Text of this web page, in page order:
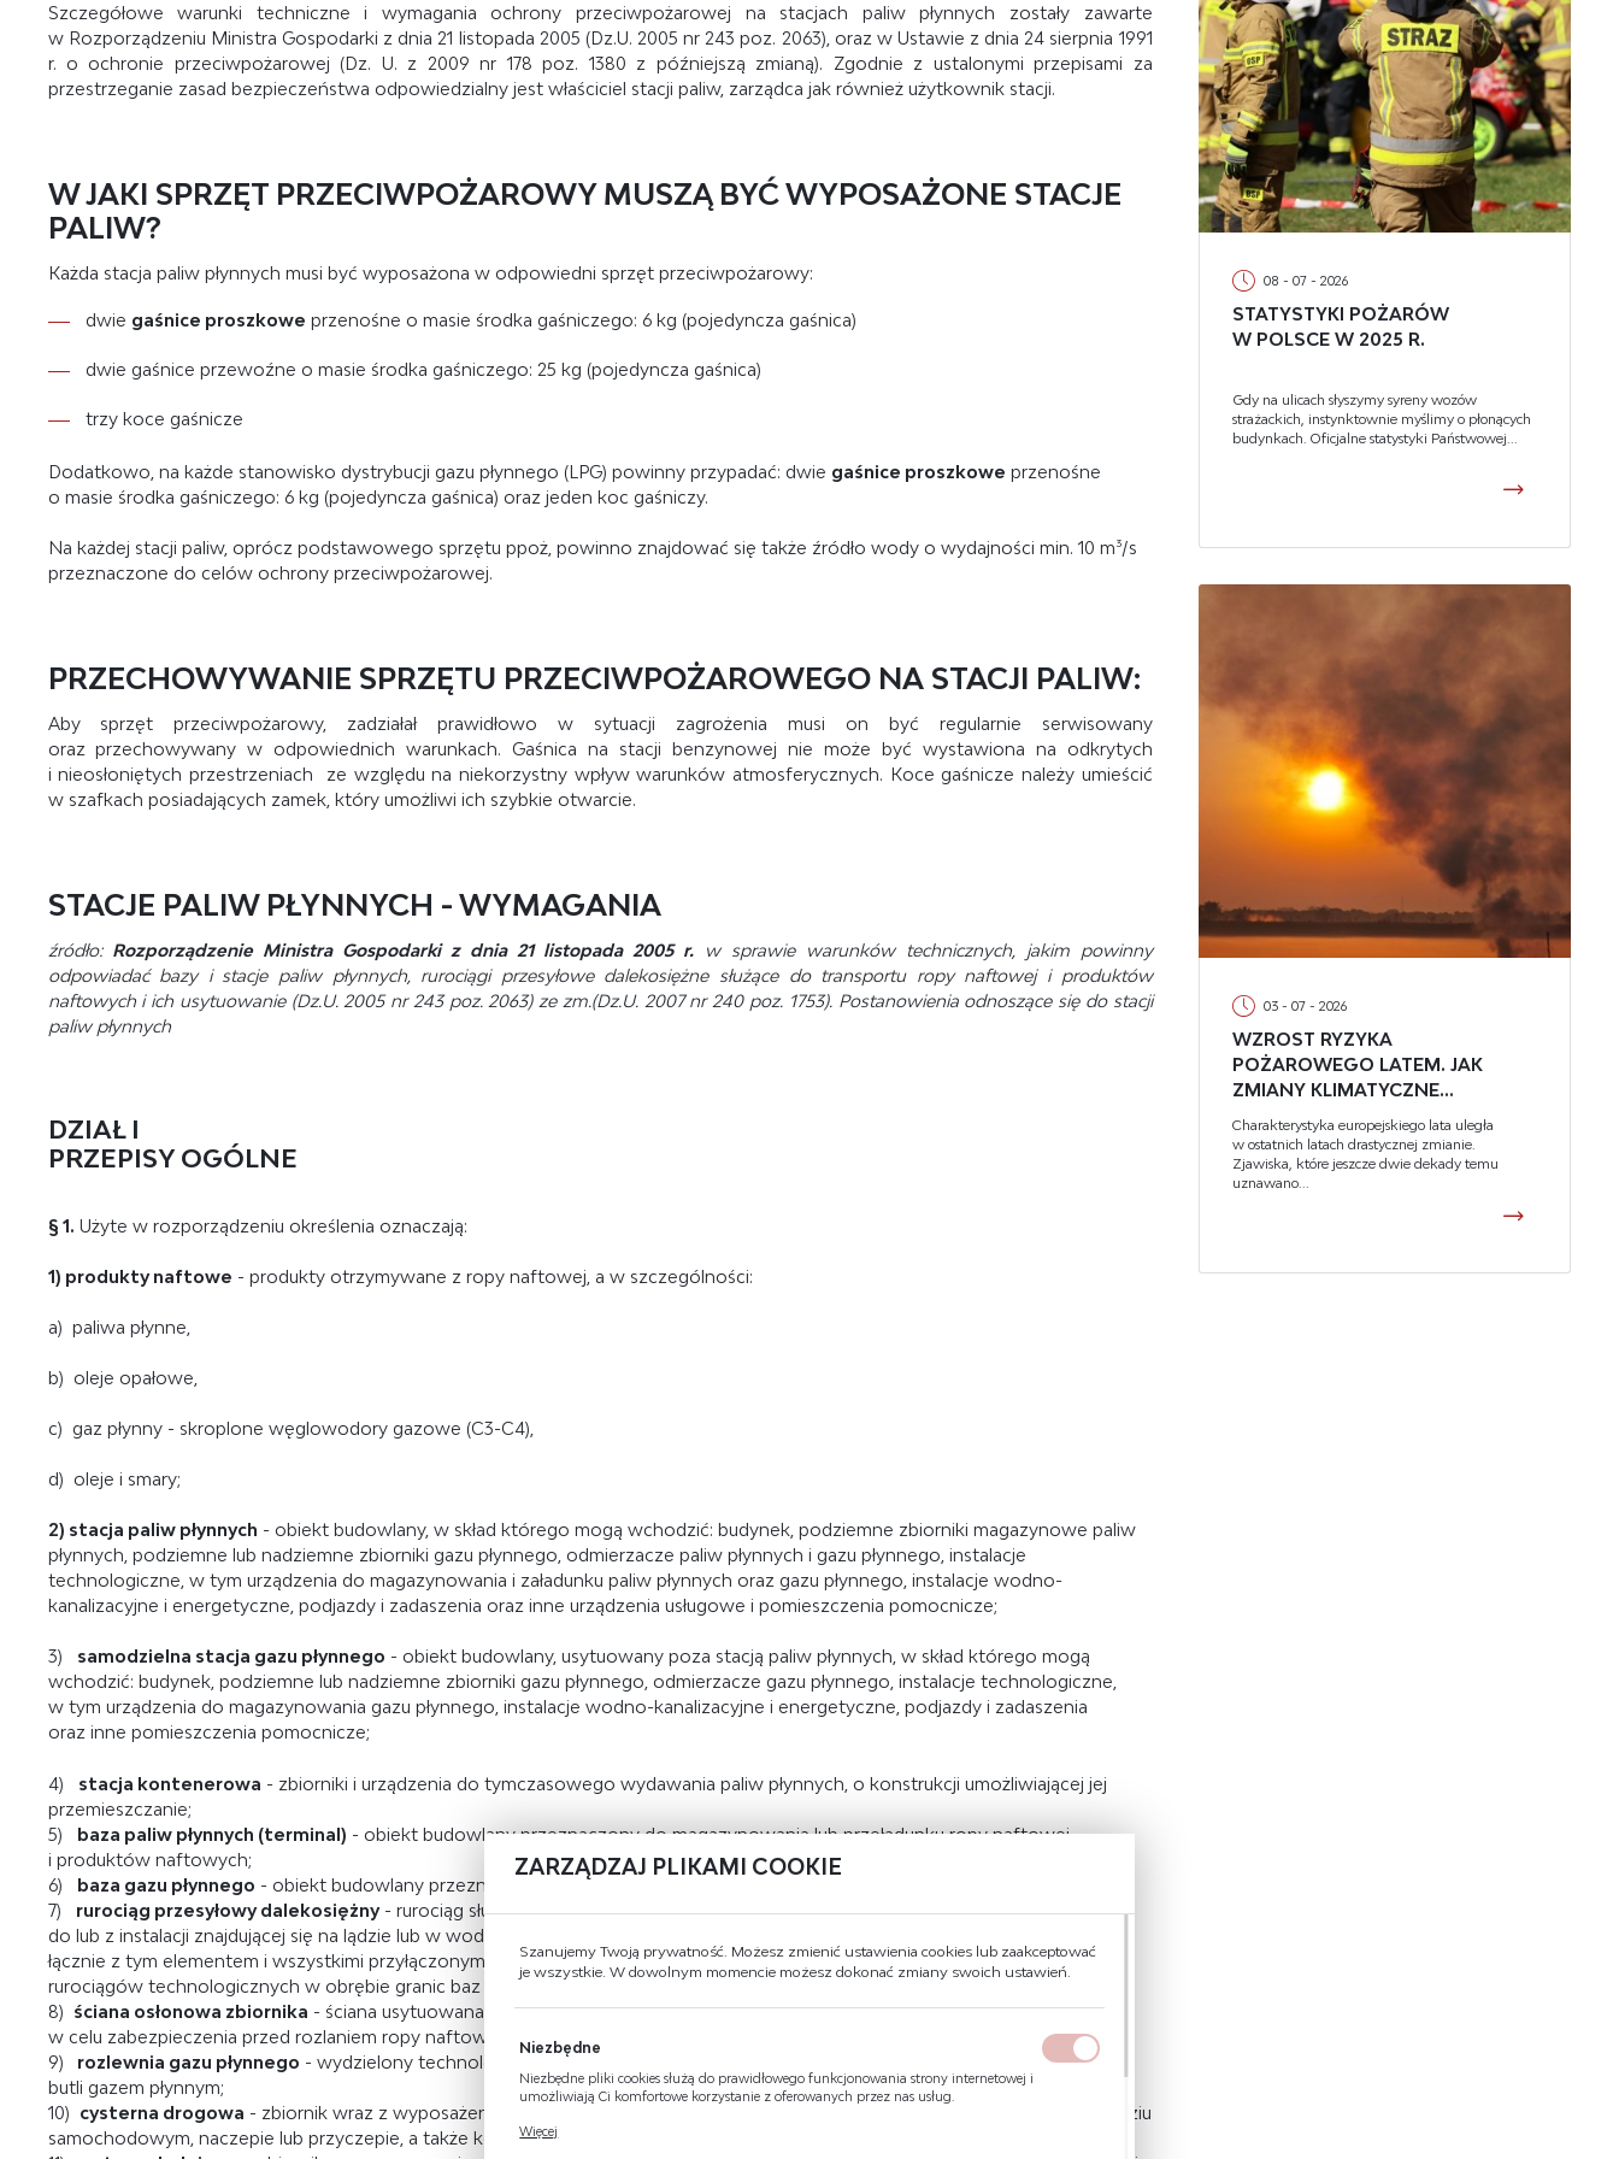
GAŚNICE DO KOMPUTERA
GAŚNICE DO ELEKTRONIKI
Szczegółowe warunki techniczne i wymagania ochrony przeciwpożarowej na stacjach paliw płynnych zostały zawarte
w Rozporządzeniu Ministra Gospodarki z dnia 21 listopada 2005 (Dz.U. 2005 nr 243 poz. 2063), oraz w Ustawie z dnia 24 sierpnia 1991
r. o ochronie przeciwpożarowej (Dz. U. z 2009 nr 178 poz. 1380 z późniejszą zmianą). Zgodnie z ustalonymi przepisami za
przestrzeganie zasad bezpieczeństwa odpowiedzialny jest właściciel stacji paliw, zarządca jak również użytkownik stacji.
W JAKI SPRZĘT PRZECIWPOŻAROWY MUSZĄ BYĆ WYPOSAŻONE STACJE
PALIW?
Każda stacja paliw płynnych musi być wyposażona w odpowiedni sprzęt przeciwpożarowy:
dwie gaśnice proszkowe przenośne o masie środka gaśniczego: 6 kg (pojedyncza gaśnica)
dwie gaśnice przewoźne o masie środka gaśniczego: 25 kg (pojedyncza gaśnica)
trzy koce gaśnicze
Dodatkowo, na każde stanowisko dystrybucji gazu płynnego (LPG) powinny przypadać: dwie gaśnice proszkowe przenośne
o masie środka gaśniczego: 6 kg (pojedyncza gaśnica) oraz jeden koc gaśniczy.
Na każdej stacji paliw, oprócz podstawowego sprzętu ppoż, powinno znajdować się także źródło wody o wydajności min. 10 m³/s
przeznaczone do celów ochrony przeciwpożarowej.
PRZECHOWYWANIE SPRZĘTU PRZECIWPOŻAROWEGO NA STACJI PALIW:
Aby sprzęt przeciwpożarowy, zadziałał prawidłowo w sytuacji zagrożenia musi on być regularnie serwisowany
oraz przechowywany w odpowiednich warunkach. Gaśnica na stacji benzynowej nie może być wystawiona na odkrytych
i nieosłoniętych przestrzeniach ze względu na niekorzystny wpływ warunków atmosferycznych. Koce gaśnicze należy umieścić
w szafkach posiadających zamek, który umożliwi ich szybkie otwarcie.
STACJE PALIW PŁYNNYCH - WYMAGANIA
źródło: Rozporządzenie Ministra Gospodarki z dnia 21 listopada 2005 r. w sprawie warunków technicznych, jakim powinny
odpowiadać bazy i stacje paliw płynnych, rurociągi przesyłowe dalekosiężne służące do transportu ropy naftowej i produktów
naftowych i ich usytuowanie (Dz.U. 2005 nr 243 poz. 2063) ze zm.(Dz.U. 2007 nr 240 poz. 1753). Postanowienia odnoszące się do stacji
paliw płynnych
DZIAŁ I
PRZEPISY OGÓLNE
§ 1. Użyte w rozporządzeniu określenia oznaczają:
1) produkty naftowe - produkty otrzymywane z ropy naftowej, a w szczególności:
a) paliwa płynne,
b) oleje opałowe,
c) gaz płynny - skroplone węglowodory gazowe (C3-C4),
d) oleje i smary;
2) stacja paliw płynnych - obiekt budowlany, w skład którego mogą wchodzić: budynek, podziemne zbiorniki magazynowe paliw
płynnych, podziemne lub nadziemne zbiorniki gazu płynnego, odmierzacze paliw płynnych i gazu płynnego, instalacje
technologiczne, w tym urządzenia do magazynowania i załadunku paliw płynnych oraz gazu płynnego, instalacje wodno-
kanalizacyjne i energetyczne, podjazdy i zadaszenia oraz inne urządzenia usługowe i pomieszczenia pomocnicze;
3) samodzielna stacja gazu płynnego - obiekt budowlany, usytuowany poza stacją paliw płynnych, w skład którego mogą
wchodzić: budynek, podziemne lub nadziemne zbiorniki gazu płynnego, odmierzacze gazu płynnego, instalacje technologiczne,
w tym urządzenia do magazynowania gazu płynnego, instalacje wodno-kanalizacyjne i energetyczne, podjazdy i zadaszenia
oraz inne pomieszczenia pomocnicze;
4) stacja kontenerowa - zbiorniki i urządzenia do tymczasowego wydawania paliw płynnych, o konstrukcji umożliwiającej jej
przemieszczanie;
5) baza paliw płynnych (terminal) - obiekt budowlany przeznaczony do magazynowania lub przeładunku ropy naftowej
i produktów naftowych;
6) baza gazu płynnego - obiekt budowlany przeznaczony do magazynowania lub przeładunku gazu płynnego;
7) rurociąg przesyłowy dalekosiężny- rurociąg służący do przesyłania lub dystrybucji ropy naftowej lub produktów naftowych,
do lub z instalacji znajdującej się na lądzie lub w wodzie, począwszy od ostatniego elementu odcinającego w granicach instalacji,
łącznie z tym elementem i wszystkimi przyłączonymi urządzeniami przeznaczonymi specjalnie dla tych rurociągów z wyjątkiem
rurociągów technologicznych w obrębie granic baz i stacji paliw płynnych na terenie portów, lotnisk oraz stacji kolejowych;
8) ściana osłonowa zbiornika - ściana usytuowana wokół zbiornika w odległości od 2 m do 2,5 m od jego płaszcza, wykonana
w celu zabezpieczenia przed rozlaniem ropy naftowej lub produktów naftowych w przypadku awarii zbiornika;
9)
rozlewnia gazu płynnego - wydzielony technologicznie, niepodpiwniczony obiekt budowlany przeznaczony do napełniania
butli gazem płynnym;
10) cysterna drogowa - zbiornik wraz z wyposażeniem obsługowym i konstrukcyjnym umieszczony w sposób trwały na podwoziu
samochodowym, naczepie lub przyczepie, a także kontener zbiornikowy;
08 - 07 - 2026
STATYSTYKI POŻARÓW
W POLSCE W 2025 R.
Gdy na ulicach słyszymy syreny wozów
strażackich, instynktownie myślimy o płonących
budynkach. Oficjalne statystyki Państwowej...
03 - 07 - 2026
WZROST RYZYKA
POŻAROWEGO LATEM. JAK
ZMIANY KLIMATYCZNE...
Charakterystyka europejskiego lata uległa
w ostatnich latach drastycznej zmianie.
Zjawiska, które jeszcze dwie dekady temu
uznawano...
ZARZĄDZAJ PLIKAMI COOKIE
Szanujemy Twoją prywatność. Możesz zmienić ustawienia cookies lub zaakceptować
je wszystkie. W dowolnym momencie możesz dokonać zmiany swoich ustawień.
Niezbędne
Niezbędne pliki cookies służą do prawidłowego funkcjonowania strony internetowej i
umożliwiają Ci komfortowe korzystanie z oferowanych przez nas usług.
Twoich ustawień preferencji prywatności, logowania czy wypełniania formularzy. Dzięki plikom
Więcej